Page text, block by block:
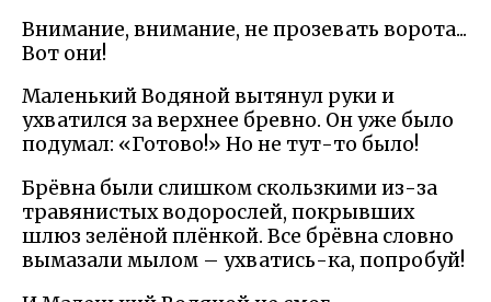
Внимание, внимание, не прозевать ворота...
Вот они!
Маленький Водяной вытянул руки и
ухватился за верхнее бревно. Он уже было
подумал: «Готово!» Но не тут-то было!
Брёвна были слишком скользкими из-за
травянистых водорослей, покрывших
шлюз зелёной плёнкой. Все брёвна словно
вымазали мылом – ухватись-ка, попробуй!